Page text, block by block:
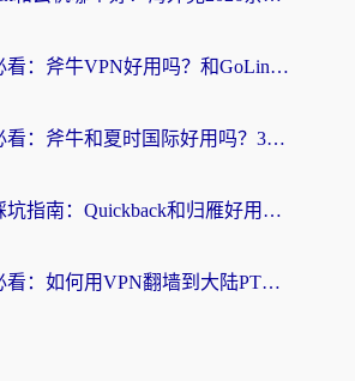
海外党必看：斧牛VPN好用吗？和GoLinkVPN对比哪个回国效果更好？
海外党必看：斧牛和夏时国际好用吗？3步选对回国加速器，无缝刷国内资源
海外党踩坑指南：Quickback和归雁好用吗？选对加速器才能无缝刷国内资源
海外党必看：如何用VPN翻墙到大陆PTT？一篇解决你所有回国加速痛点